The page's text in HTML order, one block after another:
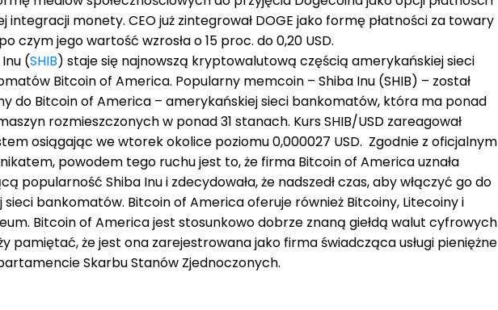
integracji monety. CEO już zintegrował DOGE jako formę płatności za towary
czym jego wartość wzrosła o 15 proc. do 0,20 USD.
(SHIB) staje się najnowszą kryptowalutową częścią amerykańskiej sieci
Bitcoin of America. Popularny memcoin – Shiba Inu (SHIB) – został
do Bitcoin of America – amerykańskiej sieci bankomatów, która ma ponad
rozmieszczonych w ponad 31 stanach. Kurs SHIB/USD zareagował
osiągając we wtorek okolice poziomu 0,000027 USD. Zgodnie z oficjalnym
powodem tego ruchu jest to, że firma Bitcoin of America uznała
popularność Shiba Inu i zdecydowała, że nadszedł czas, aby włączyć go do
sieci bankomatów. Bitcoin of America oferuje również Bitcoiny, Litecoiny i
Bitcoin of America jest stosunkowo dobrze znaną giełdą walut cyfrowych
pamiętać, że jest ona zarejestrowana jako firma świadcząca usługi pieniężne
Skarbu Stanów Zjednoczonych.